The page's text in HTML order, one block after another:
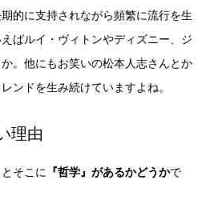
的に支持されながら頻繁に流行を生
ばルイ・ヴィトンやディズニー、ジ
。他にもお笑いの松本人志さんとか
ンドを生み続けていますよね。
理由
そこに 『哲学』があるかどうかで